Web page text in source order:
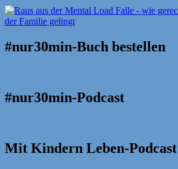
#nur30min-Buch bestellen
#nur30min-Podcast
Mit Kindern Leben-Podcast